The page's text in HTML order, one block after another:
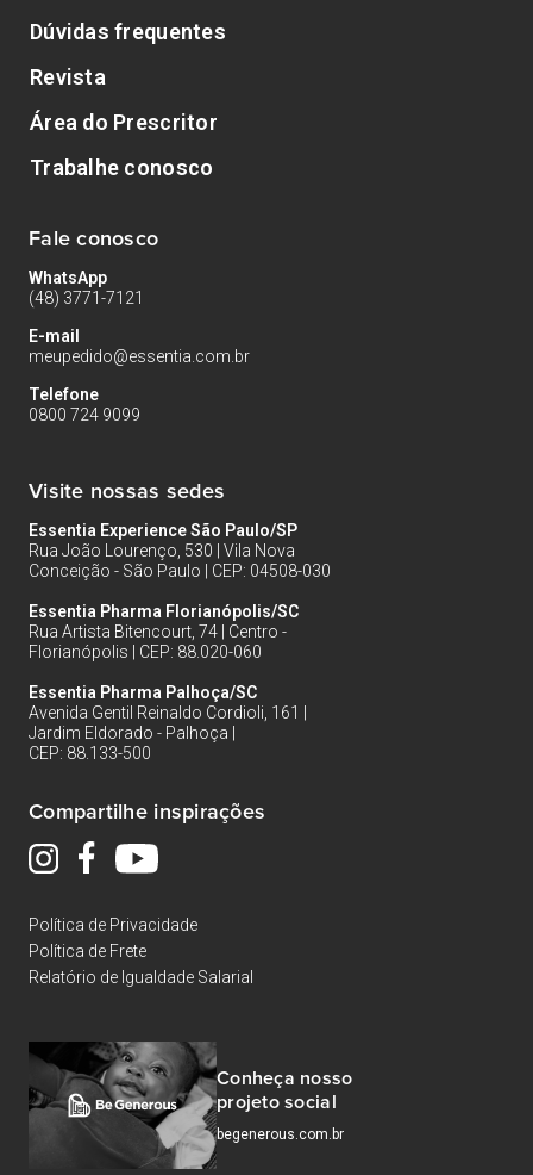
Dúvidas frequentes
Revista
Área do Prescritor
Trabalhe conosco
Fale conosco
WhatsApp
(48) 3771-7121
E-mail
meupedido@essentia.com.br
Telefone
0800 724 9099
Visite nossas sedes
Essentia Experience São Paulo/SP
Rua João Lourenço, 530 | Vila Nova
Conceição - São Paulo | CEP: 04508-030
Essentia Pharma Florianópolis/SC
Rua Artista Bitencourt, 74 | Centro -
Florianópolis | CEP: 88.020-060
Essentia Pharma Palhoça/SC
Avenida Gentil Reinaldo Cordioli, 161 |
Jardim Eldorado - Palhoça |
CEP: 88.133-500
Compartilhe inspirações
Política de Privacidade
Política de Frete
Relatório de Igualdade Salarial
Conheça nosso
projeto social
begenerous.com.br